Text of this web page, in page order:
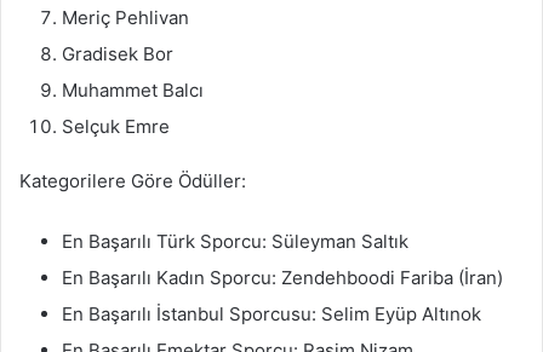
Meriç Pehlivan
Gradisek Bor
Muhammet Balcı
Selçuk Emre
Kategorilere Göre Ödüller:
En Başarılı Türk Sporcu: Süleyman Saltık
En Başarılı Kadın Sporcu: Zendehboodi Fariba (İran)
En Başarılı İstanbul Sporcusu: Selim Eyüp Altınok